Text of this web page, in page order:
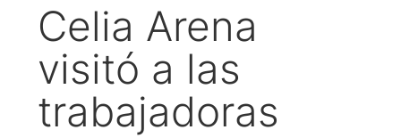
Celia Arena
visitó a las
trabajadoras